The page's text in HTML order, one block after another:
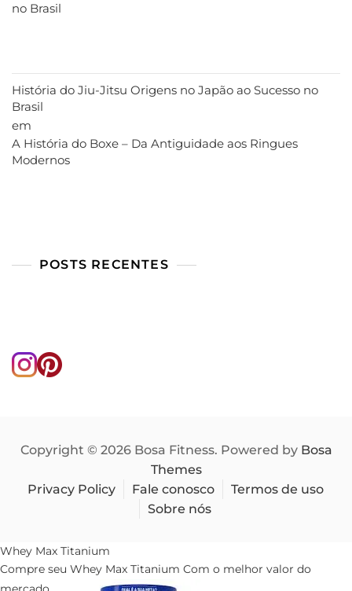
no Brasil
História do Jiu-Jitsu Origens no Japão ao Sucesso no
Brasil
em
A História do Boxe – Da Antiguidade aos Ringues
Modernos
POSTS RECENTES
Copyright © 2026 Bosa Fitness. Powered by Bosa
Themes
Privacy Policy
Fale conosco
Termos de uso
Sobre nós
Whey Max Titanium
Compre seu Whey Max Titanium Com o melhor valor do